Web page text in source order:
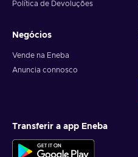
Política de Devoluções
Negócios
Vende na Eneba
Anuncia connosco
Transferir a app Eneba